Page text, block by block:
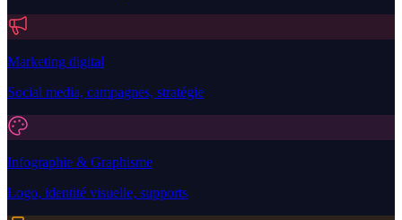
Marketing digital
Social media, campagnes, stratégie
Infographie & Graphisme
Logo, identité visuelle, supports